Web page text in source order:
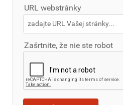
URL webstránky
Zašrtnite, že nie ste robot